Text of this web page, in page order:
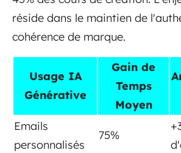
réside dans le maintien de
cohérence de marque.
Usage IA
Générative
Gain de
Temps
Moyen
Emails
personnalisés
75%